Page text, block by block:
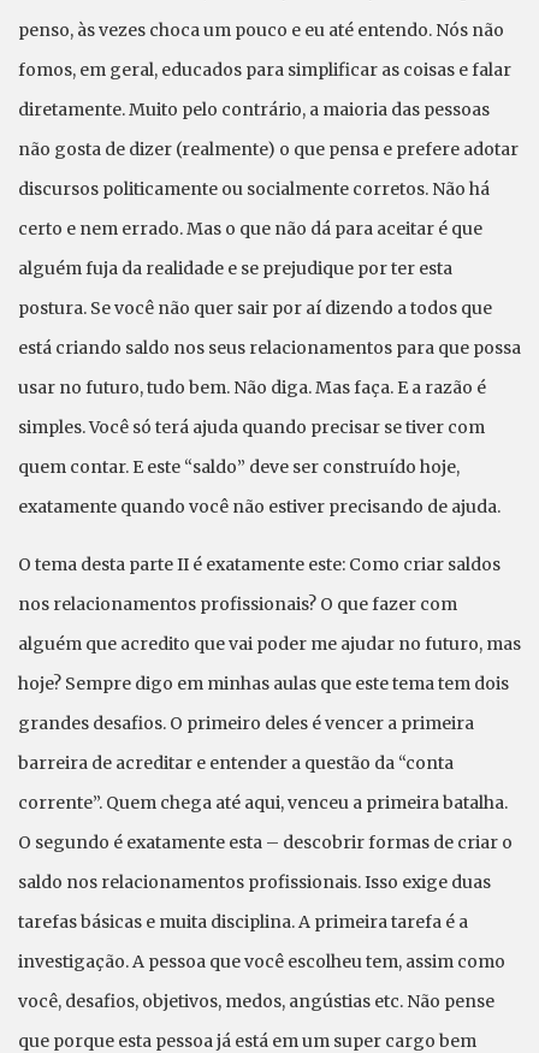
penso, às vezes choca um pouco e eu até entendo. Nós não
fomos, em geral, educados para simplificar as coisas e falar
diretamente. Muito pelo contrário, a maioria das pessoas
não gosta de dizer (realmente) o que pensa e prefere adotar
discursos politicamente ou socialmente corretos. Não há
certo e nem errado. Mas o que não dá para aceitar é que
alguém fuja da realidade e se prejudique por ter esta
postura. Se você não quer sair por aí dizendo a todos que
está criando saldo nos seus relacionamentos para que possa
usar no futuro, tudo bem. Não diga. Mas faça. E a razão é
simples. Você só terá ajuda quando precisar se tiver com
quem contar. E este “saldo” deve ser construído hoje,
exatamente quando você não estiver precisando de ajuda.
O tema desta parte II é exatamente este: Como criar saldos
nos relacionamentos profissionais? O que fazer com
alguém que acredito que vai poder me ajudar no futuro, mas
hoje? Sempre digo em minhas aulas que este tema tem dois
grandes desafios. O primeiro deles é vencer a primeira
barreira de acreditar e entender a questão da “conta
corrente”. Quem chega até aqui, venceu a primeira batalha.
O segundo é exatamente esta – descobrir formas de criar o
saldo nos relacionamentos profissionais. Isso exige duas
tarefas básicas e muita disciplina. A primeira tarefa é a
investigação. A pessoa que você escolheu tem, assim como
você, desafios, objetivos, medos, angústias etc. Não pense
que porque esta pessoa já está em um super cargo bem